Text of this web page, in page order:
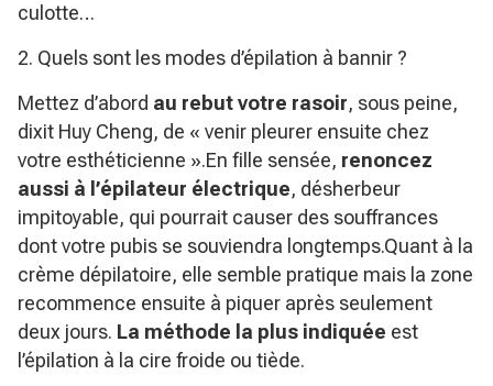
culotte…
2. Quels sont les modes d’épilation à bannir ?
Mettez d’abord au rebut votre rasoir, sous peine,
dixit Huy Cheng, de « venir pleurer ensuite chez
votre esthéticienne ».En fille sensée, renoncez
aussi à l’épilateur électrique, désherbeur
impitoyable, qui pourrait causer des souffrances
dont votre pubis se souviendra longtemps.Quant à la
crème dépilatoire, elle semble pratique mais la zone
recommence ensuite à piquer après seulement
deux jours. La méthode la plus indiquée est
l’épilation à la cire froide ou tiède.